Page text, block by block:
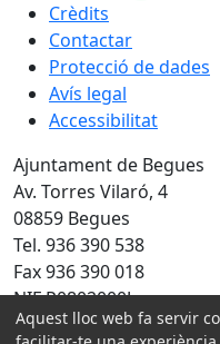
Crèdits
Contactar
Protecció de dades
Avís legal
Accessibilitat
Ajuntament de Begues
Av. Torres Vilaró, 4
08859 Begues
Tel. 936 390 538
Fax 936 390 018
NIF P0802000J
Aquest lloc web fa servir